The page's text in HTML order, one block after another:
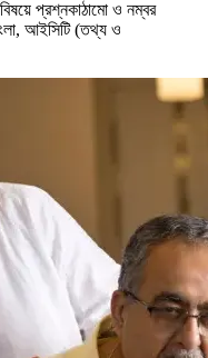
প্রশ্নকাঠামো ও নম্বর
আইসিটি (তথ্য ও